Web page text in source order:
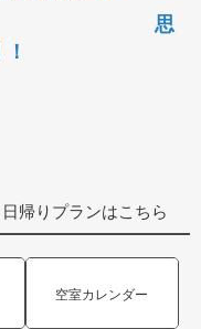
日帰りプランはこちら
空室カレンダー